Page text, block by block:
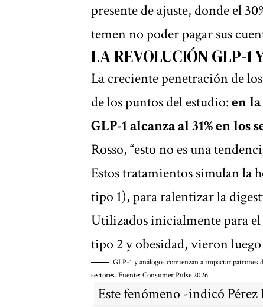
presente de ajuste, donde el
temen no poder pagar sus
LA REVOLUCIÓN GLP-1
La creciente penetración de
de los puntos del estudio:en
GLP-1 alcanza al 31% en los
Rosso, “esto no es una
Estos tratamientos simulan la
tipo 1), para ralentizar la
Utilizados inicialmente para el
tipo 2 y obesidad, vieron
GLP-1 y análogos comienzan a impactar patrones
sectores. Fuente: Consumer Pulse 2026
Este fenómeno -indicó Pérez